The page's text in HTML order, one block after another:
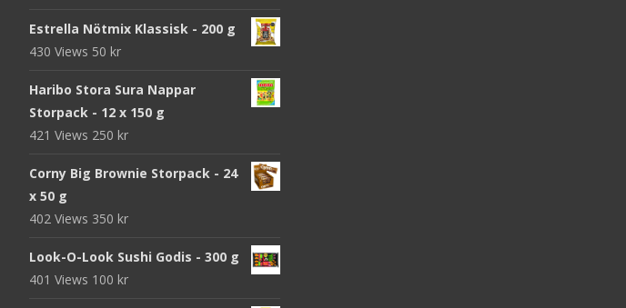
Estrella Nötmix Klassisk - 200 g
430 Views 50 kr
Haribo Stora Sura Nappar
Storpack - 12 x 150 g
421 Views 250 kr
Corny Big Brownie Storpack - 24
x 50 g
402 Views 350 kr
Look-O-Look Sushi Godis - 300 g
401 Views 100 kr